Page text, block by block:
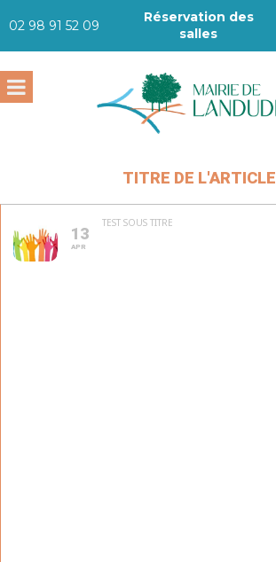
02 98 91 52 09
Réservation des
salles
TITRE DE L'ARTICLE
13
APR
TEST SOUS TITRE